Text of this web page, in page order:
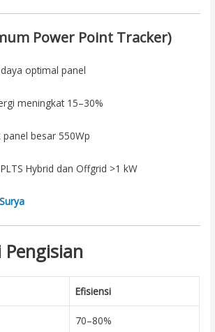
Power Point Tracker)
optimal panel
meningkat 15–30%
panel besar 550Wp
Hybrid dan Offgrid >1 kW
Pengisian
Efisiensi
70–80%